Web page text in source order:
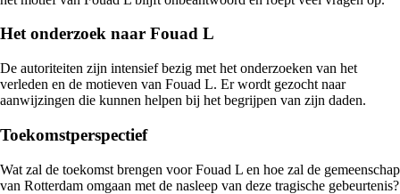
Het onderzoek naar Fouad L
De autoriteiten zijn intensief bezig met het onderzoeken van het
verleden en de motieven van Fouad L. Er wordt gezocht naar
aanwijzingen die kunnen helpen bij het begrijpen van zijn daden.
Toekomstperspectief
Wat zal de toekomst brengen voor Fouad L en hoe zal de gemeenschap
van Rotterdam omgaan met de nasleep van deze tragische gebeurtenis?